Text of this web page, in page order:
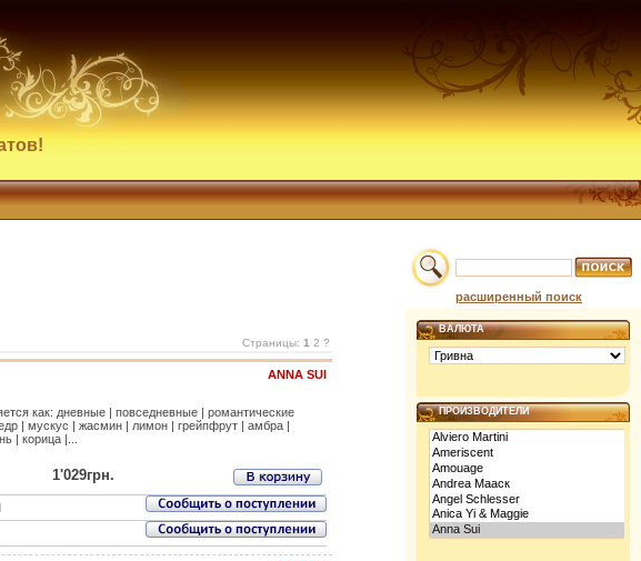
Страницы: 1 2 ?
ANNA SUI
как: дневные | повседневные | романтические
| мускус | жасмин | лимон | грейпфрут | амбра |
| корица |...
1'029грн.
расширенный поиск
ВАЛЮТА
ПРОИЗВОДИТЕЛИ